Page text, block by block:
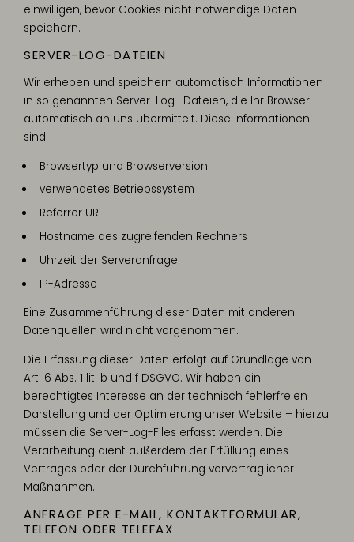
einwilligen, bevor Cookies nicht notwendige Daten
speichern.
SERVER-LOG-DATEIEN
Wir erheben und speichern automatisch Informationen
in so genannten Server-Log- Dateien, die Ihr Browser
automatisch an uns übermittelt. Diese Informationen
sind:
Browsertyp und Browserversion
verwendetes Betriebssystem
Referrer URL
Hostname des zugreifenden Rechners
Uhrzeit der Serveranfrage
IP-Adresse
Eine Zusammenführung dieser Daten mit anderen
Datenquellen wird nicht vorgenommen.
Die Erfassung dieser Daten erfolgt auf Grundlage von
Art. 6 Abs. 1 lit. b und f DSGVO. Wir haben ein
berechtigtes Interesse an der technisch fehlerfreien
Darstellung und der Optimierung unser Website – hierzu
müssen die Server-Log-Files erfasst werden. Die
Verarbeitung dient außerdem der Erfüllung eines
Vertrages oder der Durchführung vorvertraglicher
Maßnahmen.
ANFRAGE PER E-MAIL, KONTAKTFORMULAR,
TELEFON ODER TELEFAX